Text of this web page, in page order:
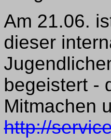
Am 21.06.
dieser
begeistert -
Mitmachen
http://